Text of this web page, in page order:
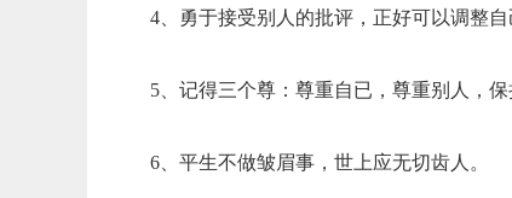
4、勇于接受别人的批评，正好可以调整自
5、记得三个尊：尊重自已，尊重别人，
6、平生不做皱眉事，世上应无切齿人。